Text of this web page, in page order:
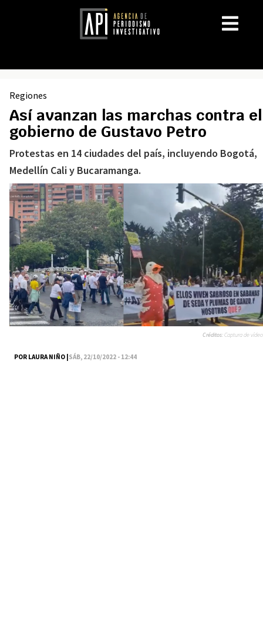
Regiones
Así avanzan las marchas contra el
gobierno de Gustavo Petro
Protestas en 14 ciudades del país, incluyendo Bogotá,
Medellín Cali y Bucaramanga.
POR LAURA NIÑO |SÁB, 22/10/2022 - 12:44
Créditos:Captura de vídeo